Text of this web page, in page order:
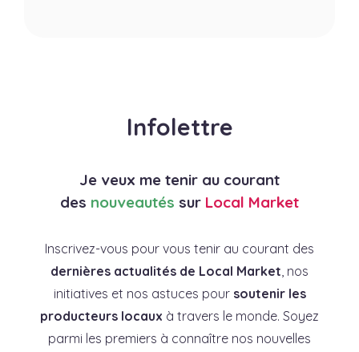
Infolettre
Je veux me tenir au courant
des nouveautés sur Local Market
Inscrivez-vous pour vous tenir au courant des
dernières actualités de Local Market, nos
initiatives et nos astuces pour soutenir les
producteurs locaux à travers le monde. Soyez
parmi les premiers à connaître nos nouvelles